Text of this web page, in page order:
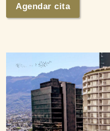
Agendar cita